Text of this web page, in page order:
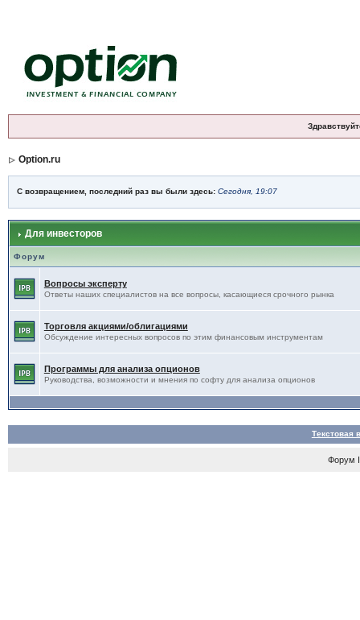
Option.ru
С возвращением, последний раз вы были здесь: Сегодня, 19:07
Для инвесторов
Форум
Вопросы эксперту
Ответы наших специалистов на все вопросы, касающиеся срочного рынка
Торговля акциями/облигациями
Обсуждение интересных вопросов по этим финансовым инструментам
Программы для анализа опционов
Руководства, возможности и мнения по софту для анализа опционов
Текстовая
Форум